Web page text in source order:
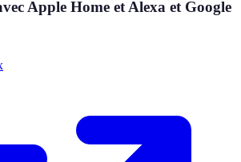
Apple Home et Alexa et Google